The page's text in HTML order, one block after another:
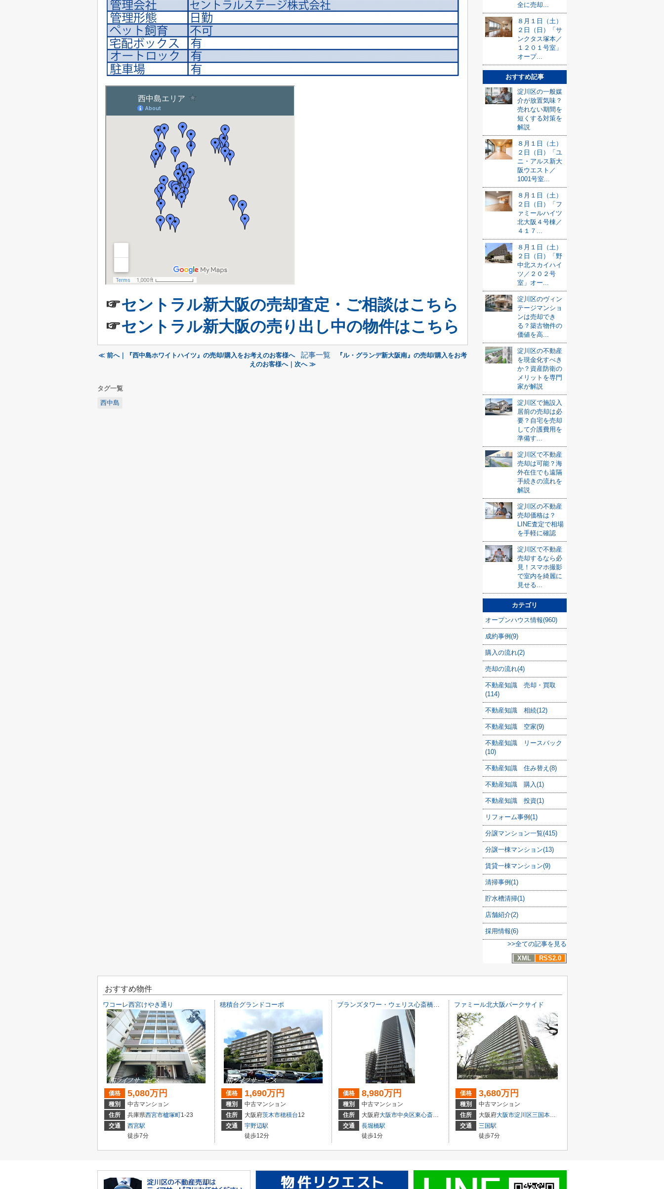
☞セントラル新大阪の売却査定・ご相談はこちら
☞セントラル新大阪の売り出し中の物件はこちら
≪ 前へ｜『西中島ホワイトハイツ』の売却/購入をお考えのお客様へ 記事一覧
『ル・グランデ新大阪南』の売却/購入をお考
えのお客様へ｜次へ ≫
タグ一覧
西中島
全に売却...
８月１日（土）
２日（日）「サ
ンクタス塚本／
１２０１号室」
オープ...
おすすめ記事
淀川区の一般媒
介が放置気味？
売れない期間を
短くする対策を
解説
８月１日（土）
２日（日）「ユ
ニ・アルス新大
阪ウエスト／
1001号室...
８月１日（土）
２日（日）「フ
ァミールハイツ
北大阪４号棟／
４１７...
８月１日（土）
２日（日）「野
中北スカイハイ
ツ／２０２号
室」オー...
淀川区のヴィン
テージマンショ
ンは売却でき
る？築古物件の
価値を高...
淀川区の不動産
を現金化すべき
か？資産防衛の
メリットを専門
家が解説
淀川区で施設入
居前の売却は必
要？自宅を売却
して介護費用を
準備す...
淀川区で不動産
売却は可能？海
外在住でも遠隔
手続きの流れを
解説
淀川区の不動産
売却価格は？
LINE査定で相場
を手軽に確認
淀川区で不動産
売却するなら必
見！スマホ撮影
で室内を綺麗に
見せる...
カテゴリ
オープンハウス情報(960)
成約事例(9)
購入の流れ(2)
売却の流れ(4)
不動産知識 売却・買取
(114)
不動産知識 相続(12)
不動産知識 空家(9)
不動産知識 リースバック
(10)
不動産知識 住み替え(8)
不動産知識 購入(1)
不動産知識 投資(1)
リフォーム事例(1)
分譲マンション一覧(415)
分譲一棟マンション(13)
賃貸一棟マンション(9)
清掃事例(1)
貯水槽清掃(1)
店舗紹介(2)
採用情報(6)
>>全ての記事を見る
XML
RSS2.0
おすすめ物件
ワコーレ西宮けやき通り
価格 5,080万円
種別
中古マンション
住所
兵庫県西宮市櫨塚町1-23
交通
西宮駅
徒歩7分
穂積台グランドコーポ
価格 1,690万円
種別
中古マンション
住所
大阪府茨木市穂積台12
交通
宇野辺駅
徒歩12分
ブランズタワー・ウェリス心斎橋SOUTH
価格 8,980万円
種別
中古マンション
住所
大阪府大阪市中央区東心斎橋
１丁目3-3
交通
長堀橋駅
徒歩1分
ファミール北大阪パークサイド
価格 3,680万円
種別
中古マンション
住所
大阪府大阪市淀川区三国本町
交通
三国駅
徒歩7分